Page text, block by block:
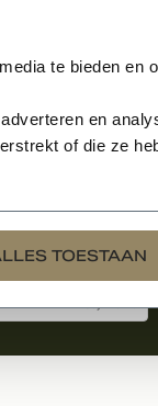
te bieden en
en
of die ze
TOESTAAN